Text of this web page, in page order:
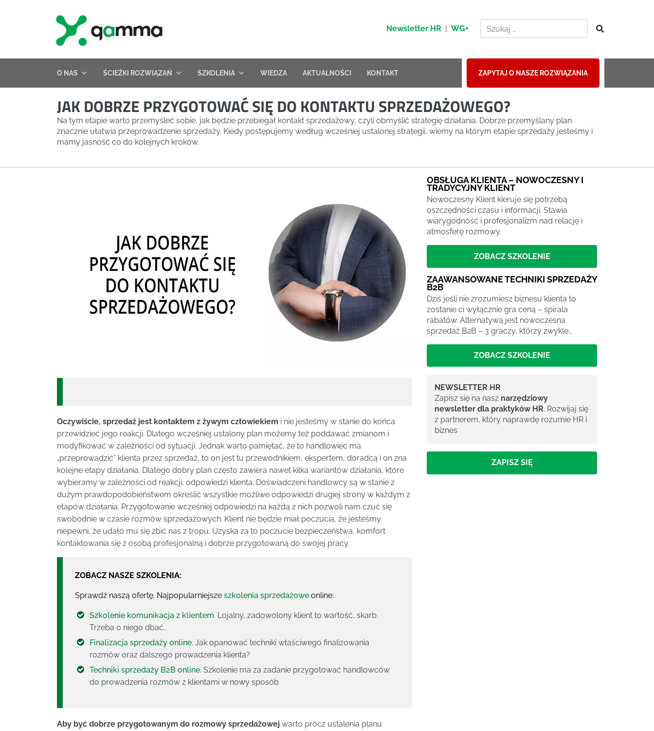
Newsletter HR | WG+
O NAS ŚCIEŻKI ROZWIĄZAŃ SZKOLENIA WIEDZA AKTUALNOŚCI KONTAKT ZAPYTAJ O NASZE ROZWIĄZANIA
JAK DOBRZE PRZYGOTOWAĆ SIĘ DO KONTAKTU SPRZEDAŻOWEGO?
Na tym etapie warto przemyśleć sobie, jak będzie przebiegał kontakt sprzedażowy, czyli obmyślić strategię działania. Dobrze przemyślany plan
znacznie ułatwia przeprowadzenie sprzedaży. Kiedy postępujemy według wcześniej ustalonej strategii, wiemy na którym etapie sprzedaży jesteśmy i
mamy jasność co do kolejnych kroków.
Oczywiście, sprzedaż jest kontaktem z żywym człowiekiem i nie jesteśmy w stanie do końca
przewidzieć jego reakcji. Dlatego wcześniej ustalony plan możemy też poddawać zmianom i
modyfikować w zależności od sytuacji. Jednak warto pamiętać, że to handlowiec ma
„przeprowadzić” klienta przez sprzedaż, to on jest tu przewodnikiem, ekspertem, doradcą i on zna
kolejne etapy działania. Dlatego dobry plan często zawiera nawet kilka wariantów działania, które
wybieramy w zależności od reakcji, odpowiedzi klienta. Doświadczeni handlowcy są w stanie z
dużym prawdopodobieństwem określić wszystkie możliwe odpowiedzi drugiej strony w każdym z
etapów działania. Przygotowanie wcześniej odpowiedzi na każdą z nich pozwoli nam czuć się
swobodnie w czasie rozmów sprzedażowych. Klient nie będzie miał poczucia, że jesteśmy
niepewni, że udało mu się zbić nas z tropu. Uzyska za to poczucie bezpieczeństwa, komfort
kontaktowania się z osobą profesjonalną i dobrze przygotowaną do swojej pracy.
ZOBACZ NASZE SZKOLENIA:
Sprawdź naszą ofertę. Najpopularniejsze szkolenia sprzedażowe online:
Szkolenie komunikacja z klientem. Lojalny, zadowolony klient to wartość, skarb.
Trzeba o niego dbać..
Finalizacja sprzedaży online. Jak opanować techniki właściwego finalizowania
rozmów oraz dalszego prowadzenia klienta?
Techniki sprzedaży B2B online. Szkolenie ma za zadanie przygotować handlowców
do prowadzenia rozmów z klientami w nowy sposób
Aby być dobrze przygotowanym do rozmowy sprzedażowej warto prócz ustalenia planu
OBSŁUGA KLIENTA – NOWOCZESNY I
TRADYCYJNY KLIENT
Nowoczesny Klient kieruje się potrzebą
oszczędności czasu i informacji. Stawia
wiarygodność i profesjonalizm nad relację i
atmosferę rozmowy.
ZOBACZ SZKOLENIE
ZAAWANSOWANE TECHNIKI SPRZEDAŻY
B2B
Dziś jeśli nie zrozumiesz biznesu klienta to
zostanie ci wyłącznie gra ceną – spirala
rabatów. Alternatywą jest nowoczesna
sprzedaż B2B – 3 graczy, którzy zwykle…
ZOBACZ SZKOLENIE
NEWSLETTER HR
Zapisz się na nasz narzędziowy
newsletter dla praktyków HR. Rozwijaj się
z partnerem, który naprawdę rozumie HR i
biznes
ZAPISZ SIĘ